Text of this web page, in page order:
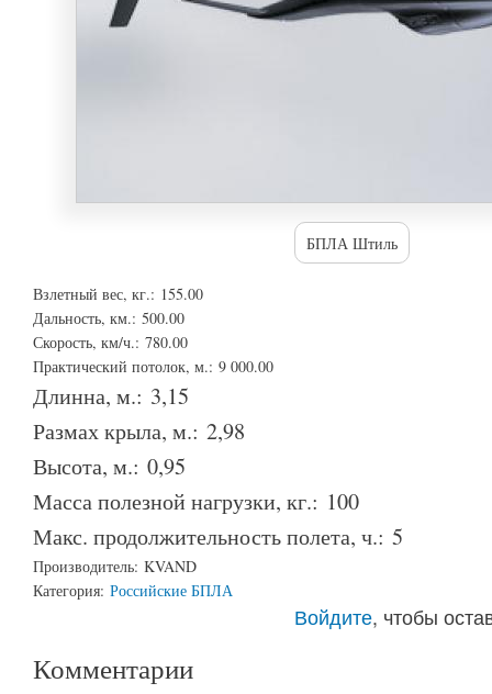
БПЛА Штиль
Взлетный вес, кг.: 155.00
Дальность, км.: 500.00
Скорость, км/ч.: 780.00
Практический потолок, м.: 9 000.00
Длинна, м.: 3,15
Размах крыла, м.: 2,98
Высота, м.: 0,95
Масса полезной нагрузки, кг.: 100
Макс. продолжительность полета, ч.: 5
Производитель: KVAND
Категория: Российские БПЛА
Войдите, чтобы
Комментарии